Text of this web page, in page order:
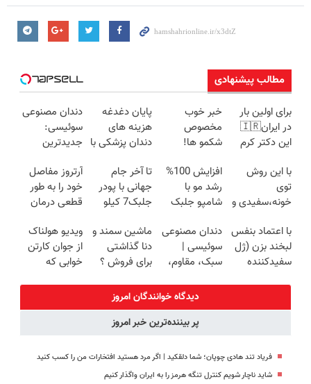
مطالب پیشنهادی
برای اولین بار
در ایران🇮🇷
این دکتر کرم
روزه ساخت!
خبر خوب
مخصوص
شکمو ها!
روش لاغری
معرفی شد
پایان دغدغه
هزینه های
دندان پزشکی با
کننده خانگی
دندان مصنوعی
سوئیسی:
جدیدترین
سبک و مقاوم |
پرداخت قسطی
با این روش
توی
خونه،سفیدی و
برگردون
(40%off)
افزایش 100%
رشد مو با
شامپو جلبک
آلمان+تخفیف
تا آخر جام
جهانی با پودر
جلبک7 کیلو
آرتروز مفاصل
خود را به طور
قطعی درمان
◗پرسش‌نامه◖
با اعتماد بنفس
لبخند بزن (ژل
سفیدکننده
دندان مصنوعی
سوئیسی |
سبک، مقاوم،
رایگان+پرداخت
اقساطی😍
ماشین سمند و
دنا گذاشتی
برای فروش ؟
راحت بفروش
ویدیو هولناک
از جوان کارتن
خوابی که
دیدگاه خوانندگان امروز
پر بیننده‌ترین خبر امروز
فریاد تند هادی چوپان؛‌ شما دلقکید | اگر مرد هستید افتخارات من را کسب کنید
شاید ناچار شویم کنترل تنگه هرمز را به ایران واگذار کنیم